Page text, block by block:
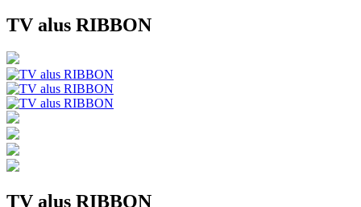
TV alus RIBBON
TV alus RIBBON